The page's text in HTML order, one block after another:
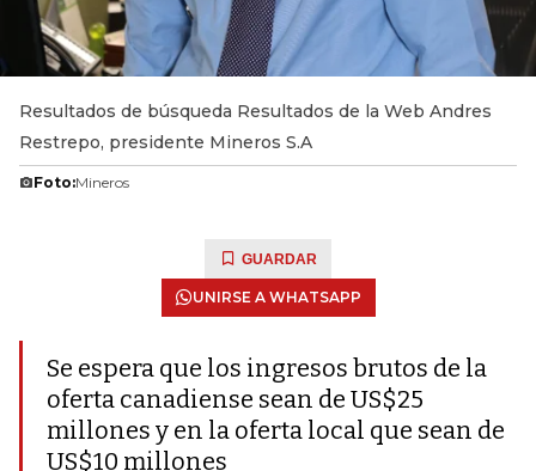
Resultados de búsqueda Resultados de la Web Andres
Restrepo, presidente Mineros S.A
Foto:Mineros
GUARDAR
UNIRSE A WHATSAPP
Se espera que los ingresos brutos de la
oferta canadiense sean de US$25
millones y en la oferta local que sean de
US$10 millones